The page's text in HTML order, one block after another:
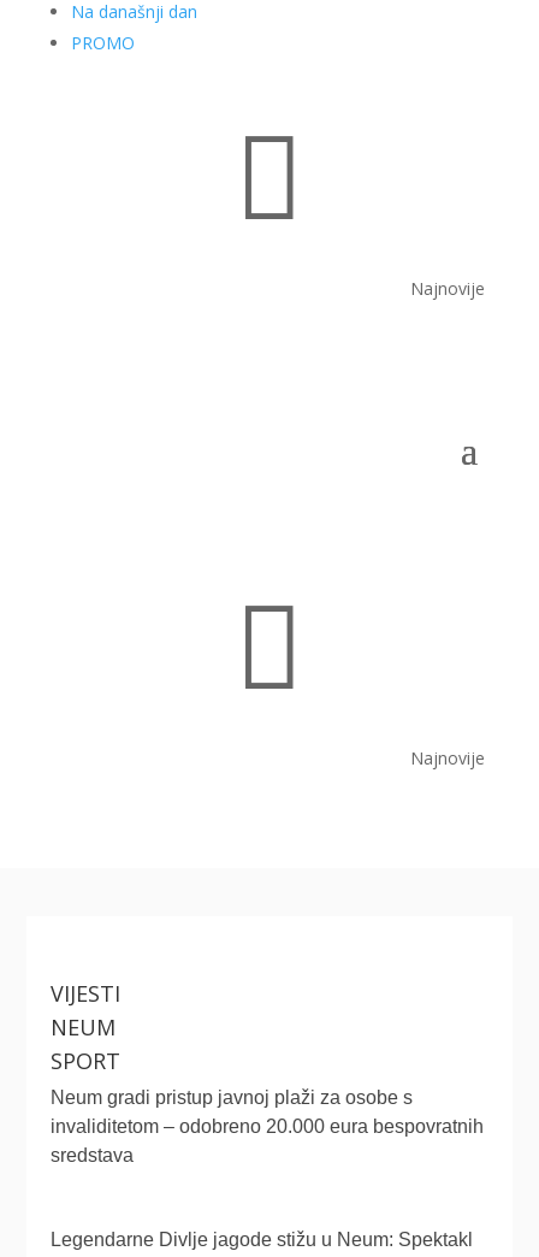
Na današnji dan
PROMO

Najnovije

Najnovije
VIJESTI
NEUM
SPORT
Neum gradi pristup javnoj plaži za osobe s
invaliditetom – odobreno 20.000 eura bespovratnih
sredstava
Legendarne Divlje jagode stižu u Neum: Spektakl